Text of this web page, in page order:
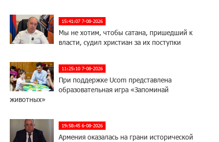
15:41:07 7-08-2026
Мы не хотим, чтобы сатана, пришедший к
власти, судил христиан за их поступки
11:25:10 7-08-2026
При поддержке Ucom представлена
образовательная игра «Запоминай
животных»
19:58:45 6-08-2026
Армения оказалась на грани исторической